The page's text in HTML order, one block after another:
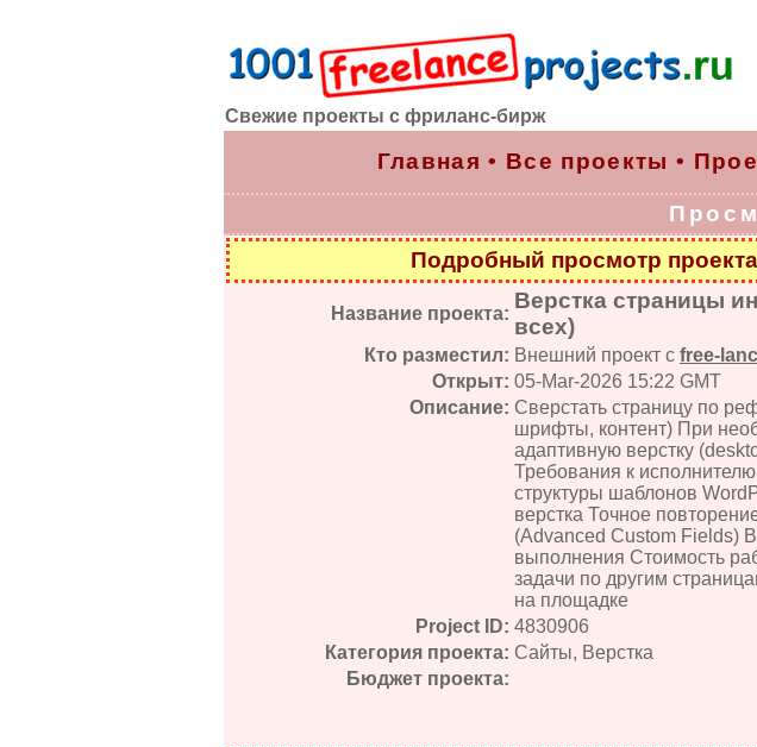
Свежие проекты с фриланс-бирж
Главная • Все проекты •
Подробный просмотр проекта
Название проекта:
Верстка страницы
всех)
Кто разместил: Внешний проект с free-
Открыт: 05-Mar-2026 15:22 GMT
Описание: Сверстать страницу по
шрифты, контент) При
адаптивную верстку
Требования к
структуры шаблонов
верстка Точное
(Advanced Custom Fields)
выполнения Стоимость
задачи по другим
на площадке
Project ID: 4830906
Категория проекта: Сайты, Верстка
Бюджет проекта: